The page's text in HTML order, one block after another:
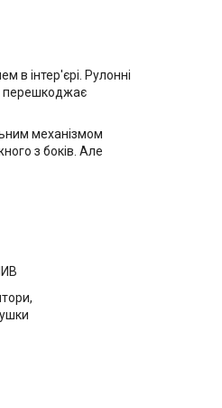
в інтер'єрі. Рулонні
перешкоджає
механізмом
з боків. Але